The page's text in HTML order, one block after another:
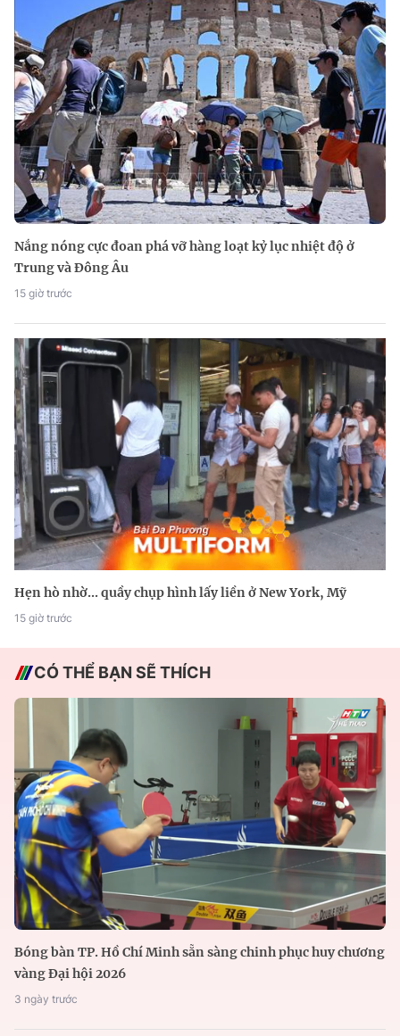
Nắng nóng cực đoan phá vỡ hàng loạt kỷ lục nhiệt độ ở
Trung và Đông Âu
15 giờ trước
Hẹn hò nhờ... quầy chụp hình lấy liền ở New York, Mỹ
15 giờ trước
CÓ THỂ BẠN SẼ THÍCH
Bóng bàn TP. Hồ Chí Minh sẵn sàng chinh phục huy chương
vàng Đại hội 2026
3 ngày trước